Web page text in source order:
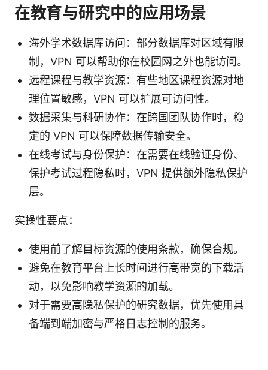
在教育与研究中的应用场景
海外学术数据库访问：部分数据库对区域有限
制，VPN 可以帮助你在校园网之外也能访问。
远程课程与教学资源：有些地区课程资源对地
理位置敏感，VPN 可以扩展可访问性。
数据采集与科研协作：在跨国团队协作时，稳
定的 VPN 可以保障数据传输安全。
在线考试与身份保护：在需要在线验证身份、
保护考试过程隐私时，VPN 提供额外隐私保护
层。
实操性要点：
使用前了解目标资源的使用条款，确保合规。
避免在教育平台上长时间进行高带宽的下载活
动，以免影响教学资源的加载。
对于需要高隐私保护的研究数据，优先使用具
备端到端加密与严格日志控制的服务。